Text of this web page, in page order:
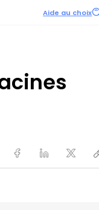
Aide au choix